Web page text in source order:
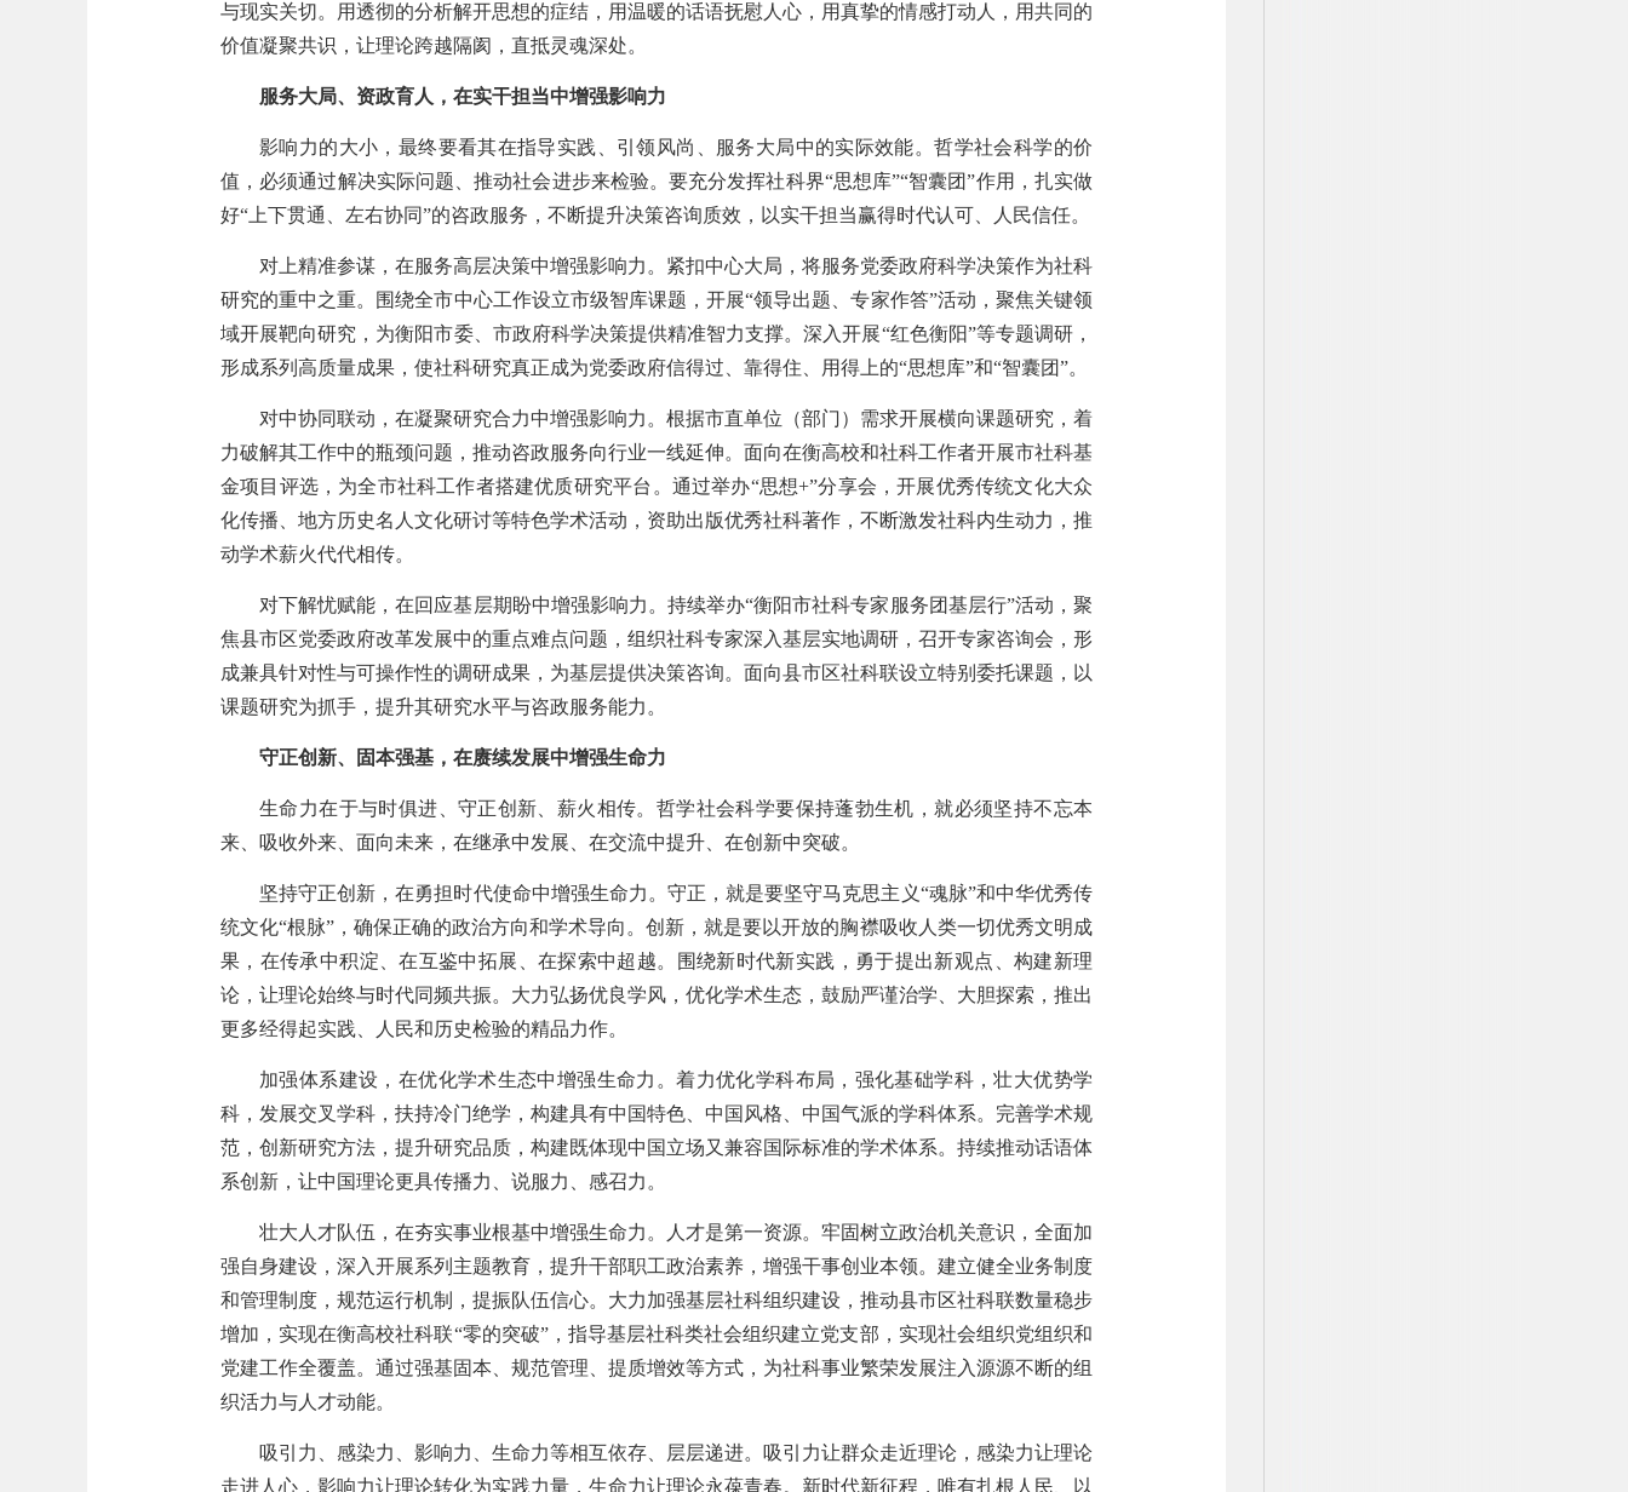
与现实关切。用透彻的分析解开思想的症结，用温暖的话语抚慰人心，用真挚的情感打动人，用共同的
价值凝聚共识，让理论跨越隔阂，直抵灵魂深处。
服务大局、资政育人，在实干担当中增强影响力
影响力的大小，最终要看其在指导实践、引领风尚、服务大局中的实际效能。哲学社会科学的价
值，必须通过解决实际问题、推动社会进步来检验。要充分发挥社科界“思想库”“智囊团”作用，扎实做
好“上下贯通、左右协同”的咨政服务，不断提升决策咨询质效，以实干担当赢得时代认可、人民信任。
对上精准参谋，在服务高层决策中增强影响力。紧扣中心大局，将服务党委政府科学决策作为社科
研究的重中之重。围绕全市中心工作设立市级智库课题，开展“领导出题、专家作答”活动，聚焦关键领
域开展靶向研究，为衡阳市委、市政府科学决策提供精准智力支撑。深入开展“红色衡阳”等专题调研，
形成系列高质量成果，使社科研究真正成为党委政府信得过、靠得住、用得上的“思想库”和“智囊团”。
对中协同联动，在凝聚研究合力中增强影响力。根据市直单位（部门）需求开展横向课题研究，着
力破解其工作中的瓶颈问题，推动咨政服务向行业一线延伸。面向在衡高校和社科工作者开展市社科基
金项目评选，为全市社科工作者搭建优质研究平台。通过举办“思想+”分享会，开展优秀传统文化大众
化传播、地方历史名人文化研讨等特色学术活动，资助出版优秀社科著作，不断激发社科内生动力，推
动学术薪火代代相传。
对下解忧赋能，在回应基层期盼中增强影响力。持续举办“衡阳市社科专家服务团基层行”活动，聚
焦县市区党委政府改革发展中的重点难点问题，组织社科专家深入基层实地调研，召开专家咨询会，形
成兼具针对性与可操作性的调研成果，为基层提供决策咨询。面向县市区社科联设立特别委托课题，以
课题研究为抓手，提升其研究水平与咨政服务能力。
守正创新、固本强基，在赓续发展中增强生命力
生命力在于与时俱进、守正创新、薪火相传。哲学社会科学要保持蓬勃生机，就必须坚持不忘本
来、吸收外来、面向未来，在继承中发展、在交流中提升、在创新中突破。
坚持守正创新，在勇担时代使命中增强生命力。守正，就是要坚守马克思主义“魂脉”和中华优秀传
统文化“根脉”，确保正确的政治方向和学术导向。创新，就是要以开放的胸襟吸收人类一切优秀文明成
果，在传承中积淀、在互鉴中拓展、在探索中超越。围绕新时代新实践，勇于提出新观点、构建新理
论，让理论始终与时代同频共振。大力弘扬优良学风，优化学术生态，鼓励严谨治学、大胆探索，推出
更多经得起实践、人民和历史检验的精品力作。
加强体系建设，在优化学术生态中增强生命力。着力优化学科布局，强化基础学科，壮大优势学
科，发展交叉学科，扶持冷门绝学，构建具有中国特色、中国风格、中国气派的学科体系。完善学术规
范，创新研究方法，提升研究品质，构建既体现中国立场又兼容国际标准的学术体系。持续推动话语体
系创新，让中国理论更具传播力、说服力、感召力。
壮大人才队伍，在夯实事业根基中增强生命力。人才是第一资源。牢固树立政治机关意识，全面加
强自身建设，深入开展系列主题教育，提升干部职工政治素养，增强干事创业本领。建立健全业务制度
和管理制度，规范运行机制，提振队伍信心。大力加强基层社科组织建设，推动县市区社科联数量稳步
增加，实现在衡高校社科联“零的突破”，指导基层社科类社会组织建立党支部，实现社会组织党组织和
党建工作全覆盖。通过强基固本、规范管理、提质增效等方式，为社科事业繁荣发展注入源源不断的组
织活力与人才动能。
吸引力、感染力、影响力、生命力等相互依存、层层递进。吸引力让群众走近理论，感染力让理论
走进人心，影响力让理论转化为实践力量，生命力让理论永葆青春。新时代新征程，唯有扎根人民、以